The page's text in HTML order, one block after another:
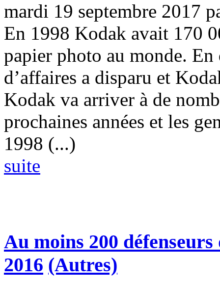
mardi 19 septembre 2017
En 1998 Kodak avait 170
papier photo au monde.
d’affaires a disparu et
Kodak va arriver à de
prochaines années et les
1998 (...)
suite
Au moins 200
2016 (Autres)